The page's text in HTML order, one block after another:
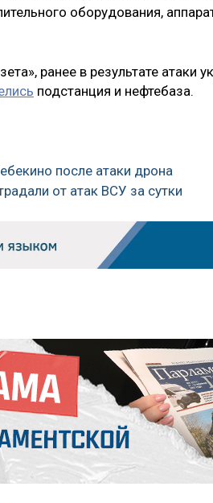
оборудования,
ранее в результате атаки
подстанция и нефтебаза.
после атаки дрона
от атак ВСУ за сутки